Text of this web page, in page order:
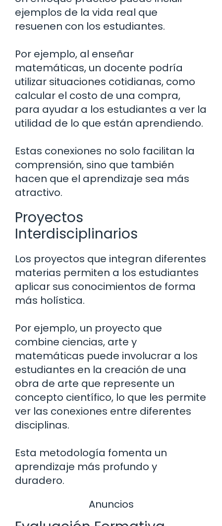
ejemplos de la vida real que
resuenen con los estudiantes.
Por ejemplo, al enseñar
matemáticas, un docente podría
utilizar situaciones cotidianas, como
calcular el costo de una compra,
para ayudar a los estudiantes a ver la
utilidad de lo que están aprendiendo.
Estas conexiones no solo facilitan la
comprensión, sino que también
hacen que el aprendizaje sea más
atractivo.
Proyectos
Interdisciplinarios
Los proyectos que integran diferentes
materias permiten a los estudiantes
aplicar sus conocimientos de forma
más holística.
Por ejemplo, un proyecto que
combine ciencias, arte y
matemáticas puede involucrar a los
estudiantes en la creación de una
obra de arte que represente un
concepto científico, lo que les permite
ver las conexiones entre diferentes
disciplinas.
Esta metodología fomenta un
aprendizaje más profundo y
duradero.
Anuncios